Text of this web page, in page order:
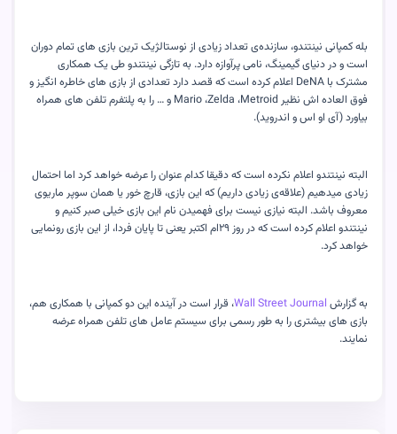
بله کمپانی نینتندو، سازنده‌ی تعداد زیادی از نوستالژیک ترین بازی های تمام دوران
است و در دنیای گیمینگ، نامی پرآوازه دارد. به تازگی نینتندو طی یک همکاری
مشترک با DeNA اعلام کرده است که قصد دارد تعدادی از بازی های خاطره انگیز و
فوق العاده اش نظیر Mario ،Zelda ،Metroid و … را به پلتفرم تلفن های همراه
بیاورد (آی او اس و اندروید).
البته نینتندو اعلام نکرده است که دقیقا کدام عنوان را عرضه خواهد کرد اما احتمال
زیادی میدهیم (علاقه‌ی زیادی داریم) که این بازی، قارچ خور یا همان سوپر ماریوی
معروف باشد. البته نیازی نیست برای فهمیدن نام این بازی خیلی صبر کنیم و
نینتندو اعلام کرده است که در روز ۲۹ام اکتبر یعنی تا پایان فردا، از این بازی رونمایی
خواهد کرد.
به گزارش Wall Street Journal، قرار است در آینده این دو کمپانی با همکاری هم،
بازی های بیشتری را به طور رسمی برای سیستم عامل های تلفن همراه عرضه
نمایند.